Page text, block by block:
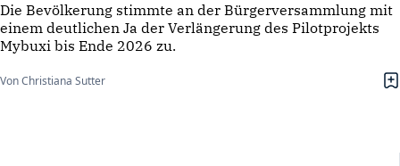
Die Bevölkerung stimmte an der Bürgerversammlung mit
einem deutlichen Ja der Verlängerung des Pilotprojekts
Mybuxi bis Ende 2026 zu.
Von Christiana Sutter